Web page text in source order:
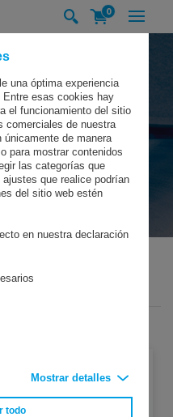
una óptima experiencia
esas cookies hay
el funcionamiento del sitio
comerciales de nuestra
de manera
para mostrar contenidos
las categorías que
que realice podrían
del sitio web estén
en nuestra declaración
Mostrar detalles
todo
0